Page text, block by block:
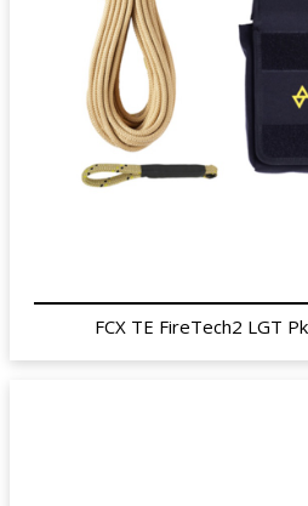
FCX TE FireTech2 LGT